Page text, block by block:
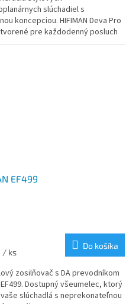
slúchadiel s
koncepciou. HIFIMAN Deva Pro
pre každodenný posluch
ale aj na cestách, a to vďaka...
EF499
/ ks
Do košíka
zosilňovač s DA prevodníkom
EF499. Dostupný všeumelec, ktorý
slúchadlá s neprekonateľnou